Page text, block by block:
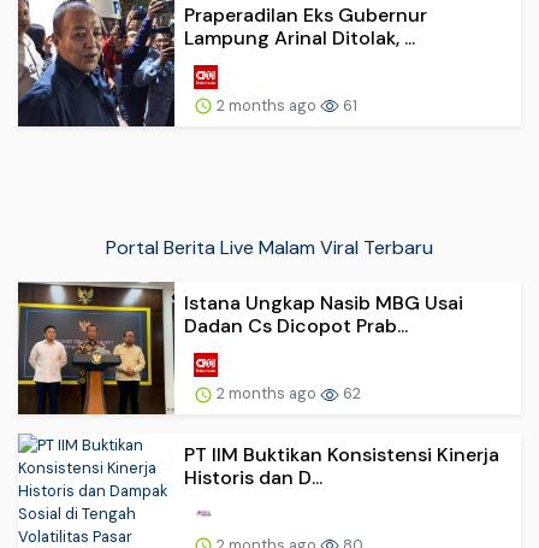
Praperadilan Eks Gubernur
Lampung Arinal Ditolak, ...
2 months ago 61
Portal Berita Live Malam Viral Terbaru
Istana Ungkap Nasib MBG Usai
Dadan Cs Dicopot Prab...
2 months ago 62
PT IIM Buktikan Konsistensi Kinerja
Historis dan D...